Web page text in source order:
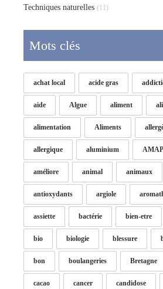
Techniques naturelles (11)
Mots clés
achat local acide gras
aide Algue aliment
alimentation Aliments
allergique aluminium AMAP
améliore animal animaux
antioxydants argiole
assiette bactérie bien-etre
bio biologie blessure
bon boulangeries Bretagne
cacao cancer candidose